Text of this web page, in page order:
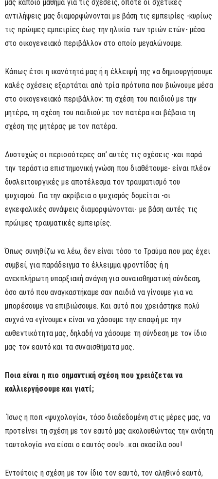
μας κάποιο μάθημα για τις σχέσεις, οπότε οι σχετικές
αντιλήψεις μας διαμορφώνονται με βάση τις εμπειρίες -κυρίως
τις πρώιμες εμπειρίες έως την ηλικία των τριών ετών- μέσα
στο οικογενειακό περιβάλλον στο οποίο μεγαλώνουμε.
Κάπως έτσι η ικανότητά μας ή η έλλειψή της να δημιουργήσουμε
καλές σχέσεις εξαρτάται από τρία πρότυπα που βιώνουμε μέσα
στο οικογενειακό περιβάλλον: τη σχέση του παιδιού με την
μητέρα, τη σχέση του παιδιού με τον πατέρα και βέβαια τη
σχέση της μητέρας με τον πατέρα.
Δυστυχώς οι περισσότερες απ’ αυτές τις σχέσεις -και παρά
την τεράστια επιστημονική γνώση που διαθέτουμε- είναι πλέον
δυσλειτουργικές με αποτέλεσμα τον τραυματισμό του
ψυχισμού. Για την ακρίβεια ο ψυχισμός δομείται -οι
εγκεφαλικές συνάψεις διαμορφώνονται- με βάση αυτές τις
πρώιμες τραυματικές εμπειρίες.
Όπως συνηθίζω να λέω, δεν είναι τόσο το Τραύμα που μας έχει
συμβεί, για παράδειγμα το έλλειμμα φροντίδας ή η
ανεκπλήρωτη υπαρξιακή ανάγκη για συναισθηματική σύνδεση,
όσο αυτό που αναγκαστήκαμε σαν παιδιά να γίνουμε για να
μπορέσουμε να επιβιώσουμε. Και αυτό που χρειάστηκε πολύ
συχνά να «γίνουμε» είναι να χάσουμε την επαφή με την
αυθεντικότητα μας, δηλαδή να χάσουμε τη σύνδεση με τον ίδιο
μας τον εαυτό και τα συναισθήματα μας.
Ποια είναι η πιο σημαντική σχέση που χρειάζεται να
καλλιεργήσουμε και γιατί;
Ίσως η ποπ «ψυχολογία», τόσο διαδεδομένη στις μέρες μας, να
προτείνει τη σχέση με τον εαυτό μας ακολουθώντας την ανόητη
ταυτολογία «να είσαι ο εαυτός σου!»…και σκασίλα σου!
Εντούτοις η σχέση με τον ίδιο τον εαυτό, τον αληθινό εαυτό,